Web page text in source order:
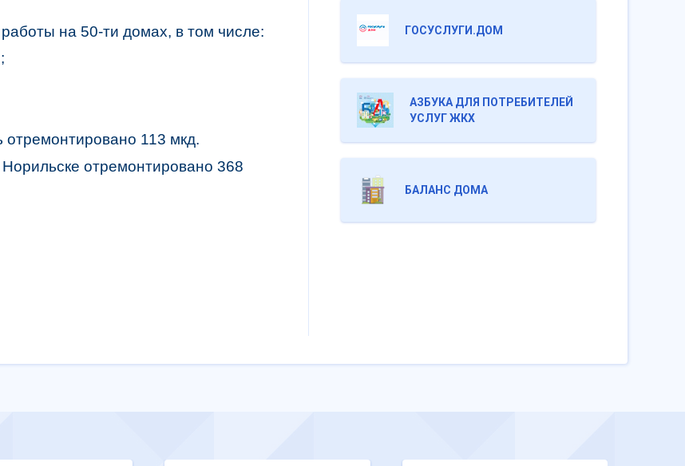
на 50-ти домах, в том числе:
113 мкд.
отремонтировано 368
ГОСУСЛУГИ.ДОМ
АЗБУКА ДЛЯ ПОТРЕБИТЕЛЕЙ
УСЛУГ ЖКХ
БАЛАНС ДОМА